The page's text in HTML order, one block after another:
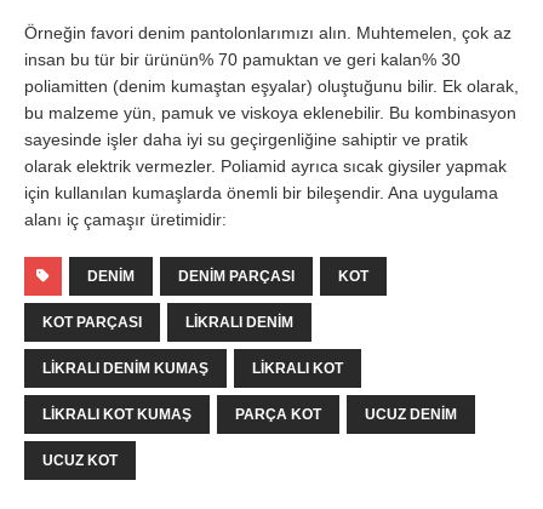
Örneğin favori denim pantolonlarımızı alın. Muhtemelen, çok az
insan bu tür bir ürünün% 70 pamuktan ve geri kalan% 30
poliamitten (denim kumaştan eşyalar) oluştuğunu bilir. Ek olarak,
bu malzeme yün, pamuk ve viskoya eklenebilir. Bu kombinasyon
sayesinde işler daha iyi su geçirgenliğine sahiptir ve pratik
olarak elektrik vermezler. Poliamid ayrıca sıcak giysiler yapmak
için kullanılan kumaşlarda önemli bir bileşendir. Ana uygulama
alanı iç çamaşır üretimidir:
DENIM DENIM PARÇASI KOT
KOT PARÇASI LIKRALI DENIM
LIKRALI DENIM KUMAŞ LIKRALI KOT
LIKRALI KOT KUMAŞ PARÇA KOT UCUZ DENIM
UCUZ KOT